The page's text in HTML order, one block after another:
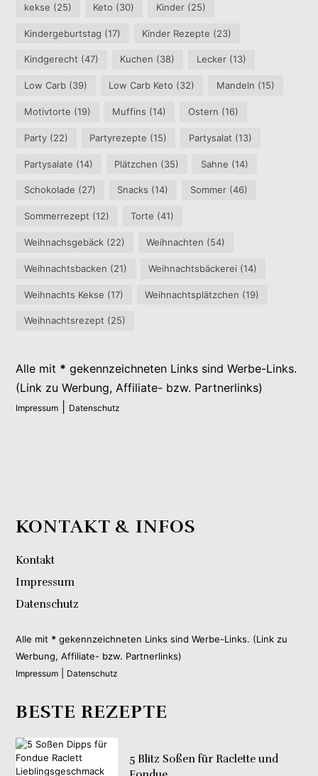
kekse (25) Keto (30) Kinder(25)
Kindergeburtstag (17) Kinder Rezepte (23)
Kindgerecht (47) Kuchen (38) Lecker(13)
Low Carb (39) Low Carb Keto (32) Mandeln (15)
Motivtorte (19) Muffins (14) Ostern (16)
Party (22) Partyrezepte (15) Partysalat (13)
Partysalate (14) Plätzchen (35) Sahne (14)
Schokolade (27) Snacks (14) Sommer(46)
Sommerrezept (12) Torte (41)
Weihnachsgebäck (22) Weihnachten (54)
Weihnachtsbacken (21) Weihnachtsbäckerei (14)
Weihnachts Kekse (17) Weihnachtsplätzchen (19)
Weihnachtsrezept (25)
Alle mit * gekennzeichneten Links sind Werbe-Links.
(Link zu Werbung, Affiliate- bzw. Partnerlinks)
Impressum Datenschutz
KONTAKT & INFOS
Kontakt
Impressum
Datenschutz
Alle mit * gekennzeichneten Links sind Werbe-Links. (Link zu
Werbung, Affiliate- bzw. Partnerlinks)
Impressum Datenschutz
BESTE REZEPTE
5 Blitz Soßen für Raclette und